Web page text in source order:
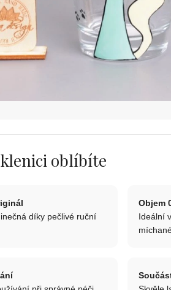
oblíbíte
díky pečlivé ruční
Objem
Ideální